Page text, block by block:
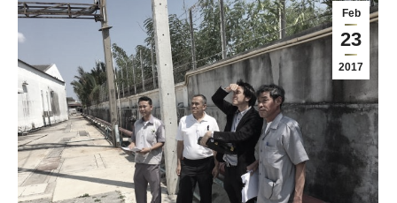
Feb
23
2017